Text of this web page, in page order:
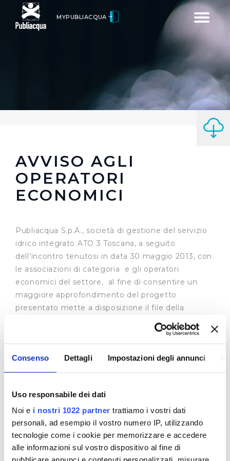
Consenso Dettagli Impostazioni degli annunci
Uso responsabile dei dati
Noi e i nostri 1022 partner trattiamo i vostri dati
personali, ad esempio il vostro numero IP, utilizzando
tecnologie come i cookie per memorizzare e accedere
alle informazioni sul vostro dispositivo al fine di
Toggle
MYPUBLIACQUA
AVVISO AGLI
OPERATORI
ECONOMICI
Publiacqua S.p.A., società di gestione del servizio
idrico integrato ATO 3 Toscana, a seguito
dell’incontro tenutosi in data 30 maggio 2013, con
le associazioni di categoria e gli operatori
economici del settore, al fine di consentire un
maggiore approfondimento del progetto
presentato mette a disposizione il file della
Si ricorda che è consentita la formulazione di
suggerimenti o osservazioni mediante una nota
da inviare via email
07/06/2013.